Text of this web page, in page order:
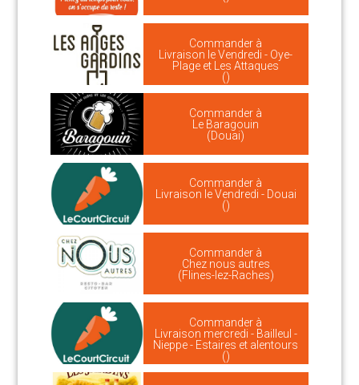
Commander à
Livraison le Vendredi - Oye-
Plage et Les Attaques
()
Commander à
Le Baragouin
(Douai)
Commander à
Livraison le Vendredi - Douai
()
Commander à
Chez nous autres
(Flines-lez-Raches)
Commander à
Livraison mercredi - Bailleul -
Nieppe - Estaires et alentours
()